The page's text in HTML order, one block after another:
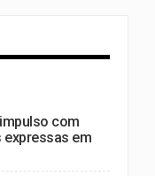
com
expressas em